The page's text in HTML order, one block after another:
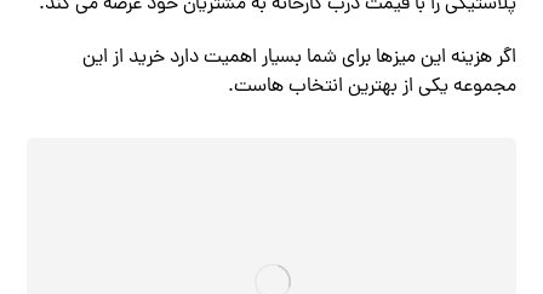
اگر هزینه این میزها برای شما بسیار اهمیت دارد خرید از این
مجموعه یکی از بهترین انتخاب هاست.